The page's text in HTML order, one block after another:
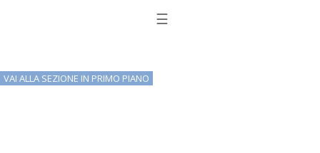
☰
VAI ALLA SEZIONE IN PRIMO PIANO